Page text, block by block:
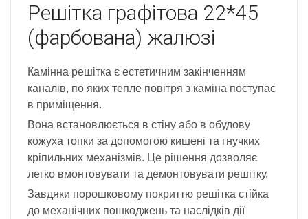
Решітка графітова 22*45
(фарбована) жалюзі
Камінна решітка є естетичним закінченням
каналів, по яких тепле повітря з каміна поступає
в приміщення.
Вона встановлюється в стіну або в обудову
кожуха топки за допомогою кишені та гнучких
кріпильних механізмів. Це рішення дозволяє
легко вмонтовувати та демонтовувати решітку.
Завдяки порошковому покриттю решітка стійка
до механічних пошкоджень та наслідків дії